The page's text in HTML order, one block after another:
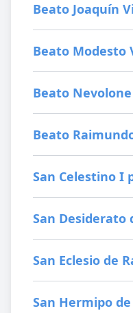
Beato Joaquín
Beato Modesto
Beato
Beato
San Celestino I
San Desiderato
San Eclesio de
San Hermipo